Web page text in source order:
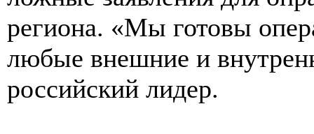
региона. «Мы готовы
любые внешние и
российский лидер.